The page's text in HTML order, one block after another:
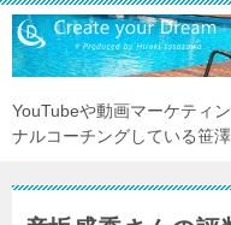
YouTubeや動画マーケティ
ナルコーチングしている笹